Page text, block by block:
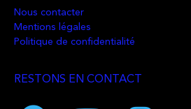
Nous contacter
Mentions légales
Politique de confidentialité
RESTONS EN CONTACT